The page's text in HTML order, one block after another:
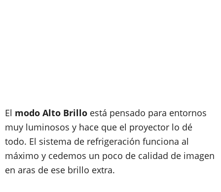
El modo Alto Brillo está pensado para entornos
muy luminosos y hace que el proyector lo dé
todo. El sistema de refrigeración funciona al
máximo y cedemos un poco de calidad de imagen
en aras de ese brillo extra.